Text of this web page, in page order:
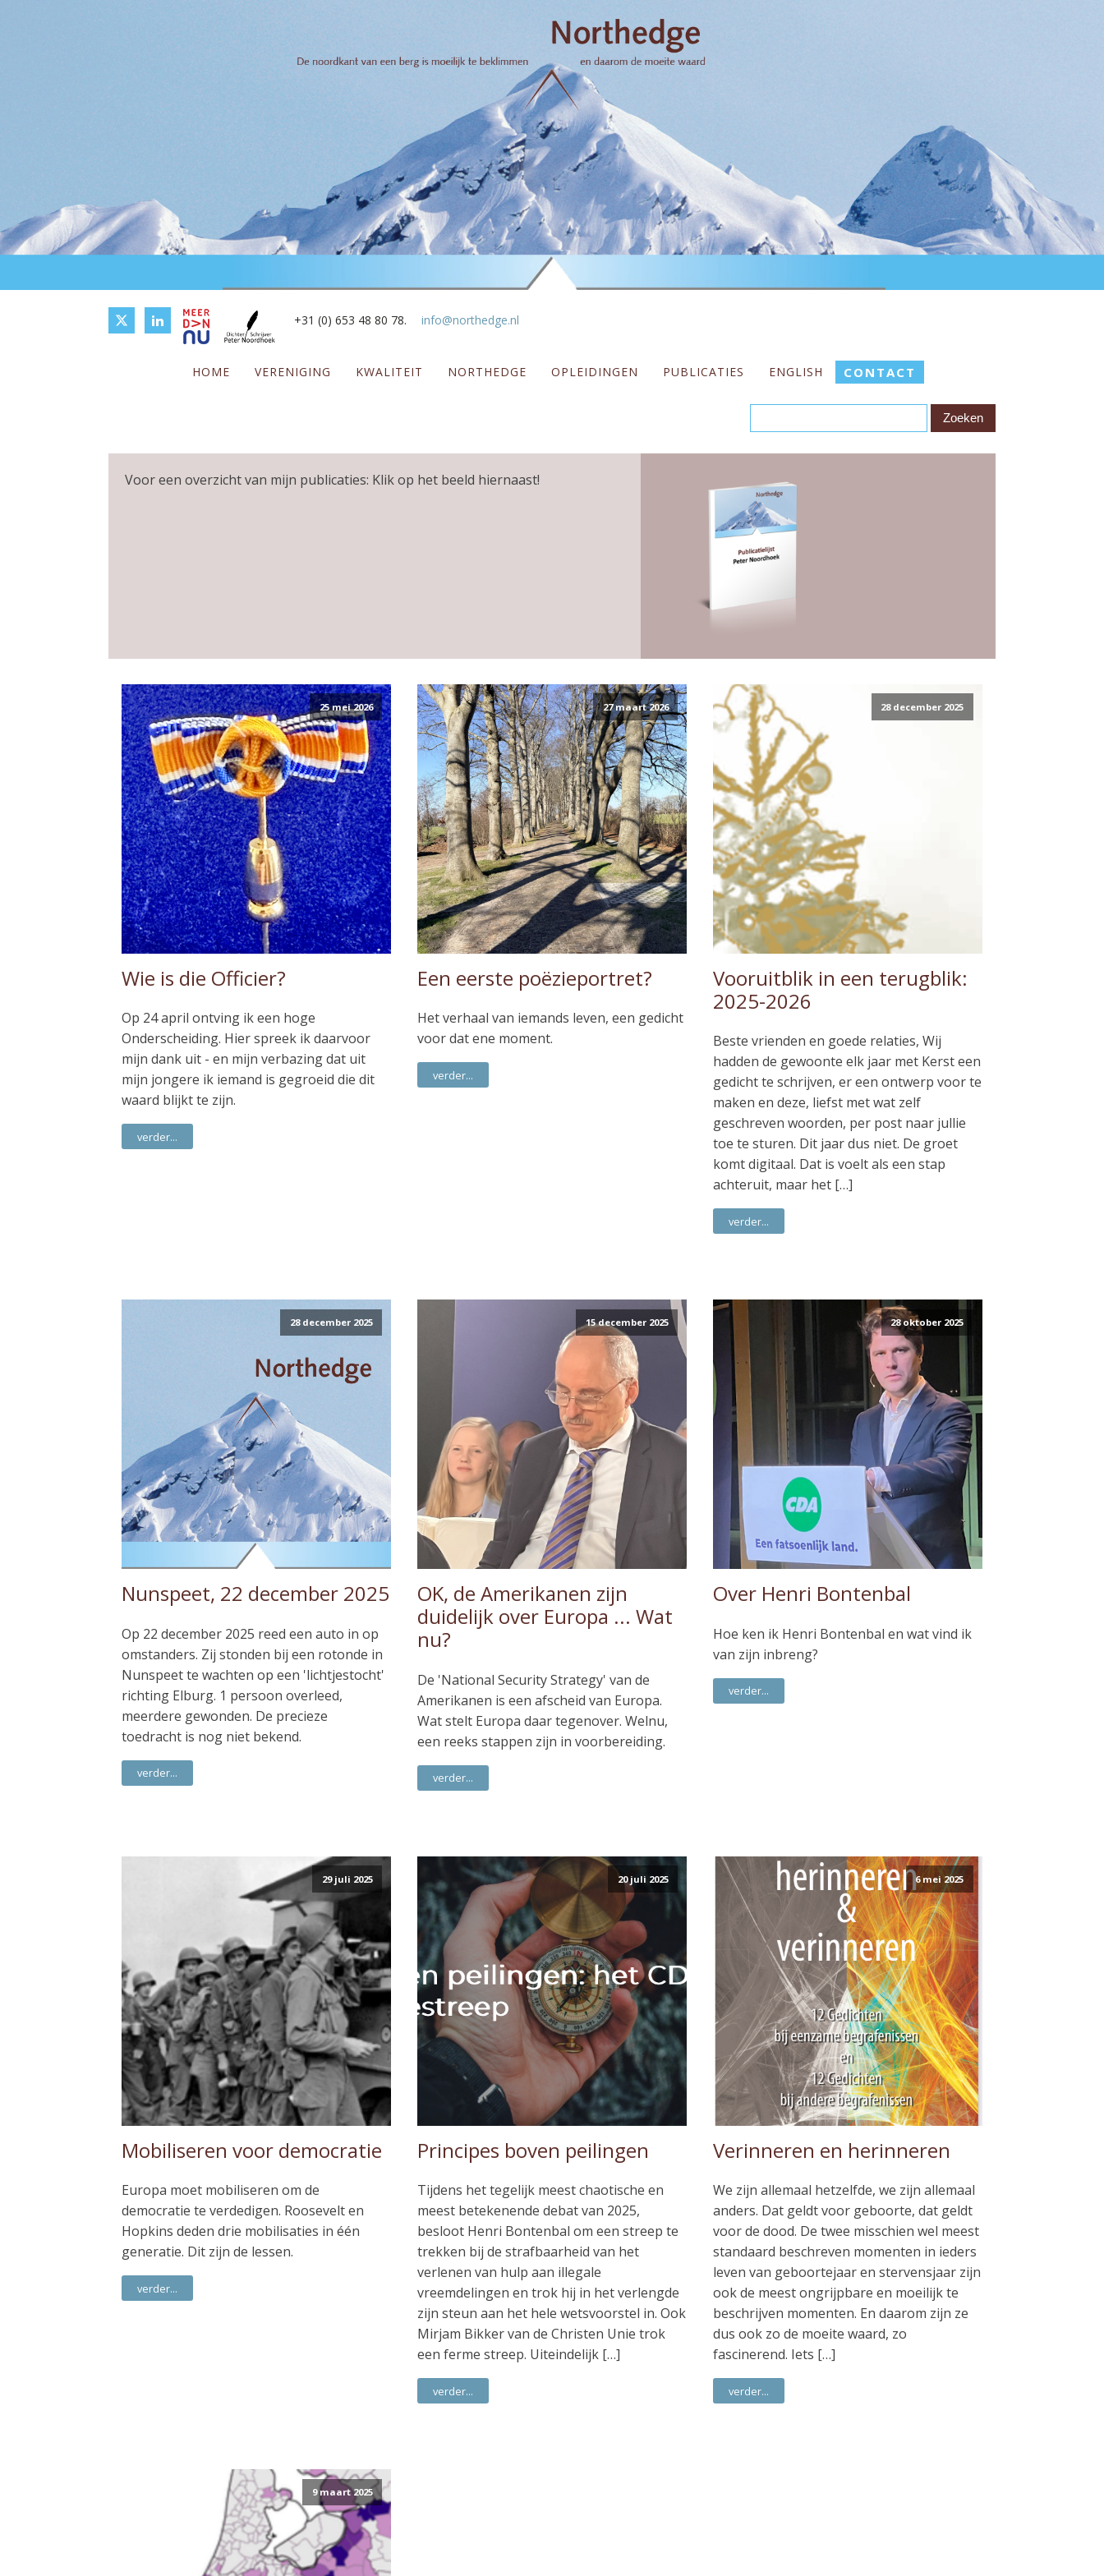
+31 (0) 653 48 80 78. info@northedge.nl
HOME VERENIGING KWALITEIT NORTHEDGE OPLEIDINGEN PUBLICATIES ENGLISH CONTACT
Voor een overzicht van mijn publicaties: Klik op het beeld hiernaast!
25 mei 2026
Wie is die Officier?
Op 24 april ontving ik een hoge
Onderscheiding. Hier spreek ik daarvoor
mijn dank uit - en mijn verbazing dat uit
mijn jongere ik iemand is gegroeid die dit
waard blijkt te zijn.
verder...
27 maart 2026
Een eerste poëzieportret?
Het verhaal van iemands leven, een gedicht
voor dat ene moment.
verder...
28 december 2025
Vooruitblik in een terugblik:
2025-2026
Beste vrienden en goede relaties, Wij
hadden de gewoonte elk jaar met Kerst een
gedicht te schrijven, er een ontwerp voor te
maken en deze, liefst met wat zelf
geschreven woorden, per post naar jullie
toe te sturen. Dit jaar dus niet. De groet
komt digitaal. Dat is voelt als een stap
achteruit, maar het […]
verder...
28 december 2025
Nunspeet, 22 december 2025
Op 22 december 2025 reed een auto in op
omstanders. Zij stonden bij een rotonde in
Nunspeet te wachten op een 'lichtjestocht'
richting Elburg. 1 persoon overleed,
meerdere gewonden. De precieze
toedracht is nog niet bekend.
verder...
15 december 2025
OK, de Amerikanen zijn
duidelijk over Europa ... Wat
nu?
De 'National Security Strategy' van de
Amerikanen is een afscheid van Europa.
Wat stelt Europa daar tegenover. Welnu,
een reeks stappen zijn in voorbereiding.
verder...
28 oktober 2025
Over Henri Bontenbal
Hoe ken ik Henri Bontenbal en wat vind ik
van zijn inbreng?
verder...
29 juli 2025
Mobiliseren voor democratie
Europa moet mobiliseren om de
democratie te verdedigen. Roosevelt en
Hopkins deden drie mobilisaties in één
generatie. Dit zijn de lessen.
verder...
20 juli 2025
Principes boven peilingen
Tijdens het tegelijk meest chaotische en
meest betekenende debat van 2025,
besloot Henri Bontenbal om een streep te
trekken bij de strafbaarheid van het
verlenen van hulp aan illegale
vreemdelingen en trok hij in het verlengde
zijn steun aan het hele wetsvoorstel in. Ook
Mirjam Bikker van de Christen Unie trok
een ferme streep. Uiteindelijk […]
verder...
6 mei 2025
Verinneren en herinneren
We zijn allemaal hetzelfde, we zijn allemaal
anders. Dat geldt voor geboorte, dat geldt
voor de dood. De twee misschien wel meest
standaard beschreven momenten in ieders
leven van geboortejaar en stervensjaar zijn
ook de meest ongrijpbare en moeilijk te
beschrijven momenten. En daarom zijn ze
dus ook zo de moeite waard, zo
fascinerend. Iets […]
verder...
9 maart 2025